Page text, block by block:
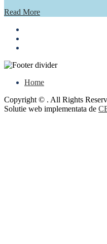
Read More
Home
Copyright © . All Rights
Solutie web implementata de